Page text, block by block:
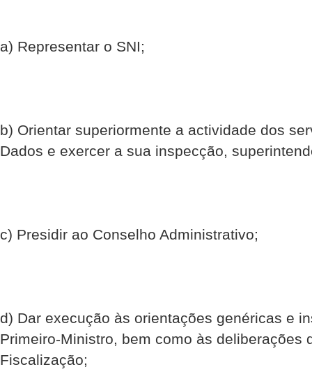
a) Representar o SNI;
b) Orientar superiormente a actividade dos
Dados e exercer a sua inspecção,
c) Presidir ao Conselho Administrativo;
d) Dar execução às orientações genéricas e
Primeiro-Ministro, bem como às deliberações
Fiscalização;